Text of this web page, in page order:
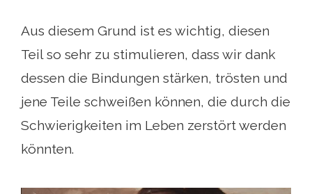
Aus diesem Grund ist es wichtig, diesen
Teil so sehr zu stimulieren, dass wir dank
dessen die Bindungen stärken, trösten und
jene Teile schweißen können, die durch die
Schwierigkeiten im Leben zerstört werden
könnten.